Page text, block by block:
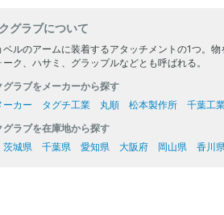
グラブについて
ベルのアームに装着するアタッチメントの1つ。
ーク、ハサミ、グラップルなどとも呼ばれる。
グラブをメーカーから探す
ーカー
タグチ工業 丸順 松本製作所 千葉工
グラブを在庫地から探す
茨城県 千葉県 愛知県 大阪府 岡山県 香川